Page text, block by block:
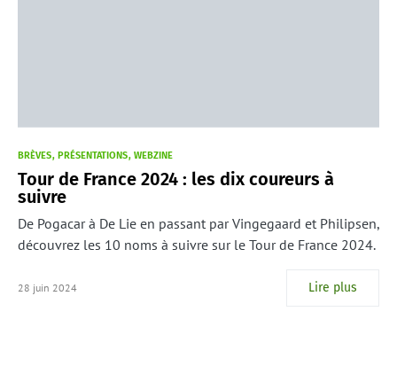
BRÈVES PRÉSENTATIONS WEBZINE
Tour de France 2024 : les dix coureurs à
suivre
De Pogacar à De Lie en passant par Vingegaard et Philipsen,
découvrez les 10 noms à suivre sur le Tour de France 2024.
28 juin 2024 Lire plus